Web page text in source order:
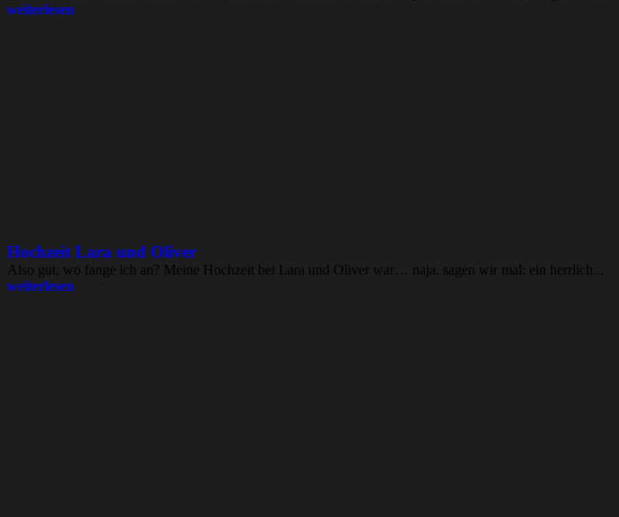
weiterlesen
Hochzeit Lara und Oliver
Also gut, wo fange ich an? Meine Hochzeit bei Lara und Oliver war… naja, sagen wir mal: ein herrlich...
weiterlesen